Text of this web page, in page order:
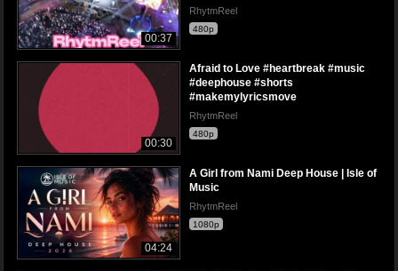
00:37
RhytmReel
480p
00:30
Afraid to Love #heartbreak #music
#deephouse #shorts
#makemylyricsmove
RhytmReel
480p
04:24
A Girl from Nami Deep House | Isle of
Music
RhytmReel
1080p